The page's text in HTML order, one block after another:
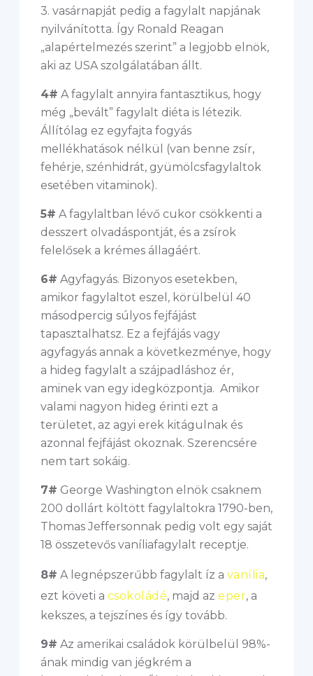
3. vasárnapját pedig a fagylalt napjának
nyilvánította. Így Ronald Reagan
„alapértelmezés szerint” a legjobb elnök,
aki az USA szolgálatában állt.
4# A fagylalt annyira fantasztikus, hogy
még „bevált” fagylalt diéta is létezik.
Állítólag ez egyfajta fogyás
mellékhatások nélkül (van benne zsír,
fehérje, szénhidrát, gyümölcsfagylaltok
esetében vitaminok).
5# A fagylaltban lévő cukor csökkenti a
desszert olvadáspontját, és a zsírok
felelősek a krémes állagáért.
6# Agyfagyás. Bizonyos esetekben,
amikor fagylaltot eszel, körülbelül 40
másodpercig súlyos fejfájást
tapasztalhatsz. Ez a fejfájás vagy
agyfagyás annak a következménye, hogy
a hideg fagylalt a szájpadláshoz ér,
aminek van egy idegközpontja. Amikor
valami nagyon hideg érinti ezt a
területet, az agyi erek kitágulnak és
azonnal fejfájást okoznak. Szerencsére
nem tart sokáig.
7# George Washington elnök csaknem
200 dollárt költött fagylaltokra 1790-ben,
Thomas Jeffersonnak pedig volt egy saját
18 összetevős vaníliafagylalt receptje.
8# A legnépszerűbb fagylalt íz a vanília,
ezt követi a csokoládé, majd azeper, a
kekszes, a tejszínes és így tovább.
9# Az amerikai családok körülbelül 98%-
ának mindig van jégkrém a